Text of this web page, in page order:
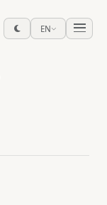
EN